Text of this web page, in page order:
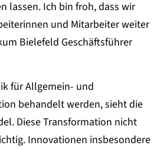
lassen. Ich bin froh, dass wir
und Mitarbeiter weiter
Bielefeld Geschäftsführer
für Allgemein- und
behandelt werden, sieht die
Diese Transformation nicht
Innovationen insbesondere